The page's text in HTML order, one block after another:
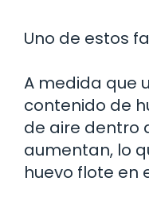
Uno de estos
A medida que
contenido de
de aire dentro
aumentan, lo
huevo flote en